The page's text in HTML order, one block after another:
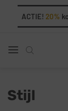
inhoud
ACTIE!20%
Stijl